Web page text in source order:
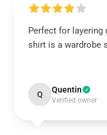
Perfect for layering
shirt is a wardrobe
Q Quentin
Verified owner